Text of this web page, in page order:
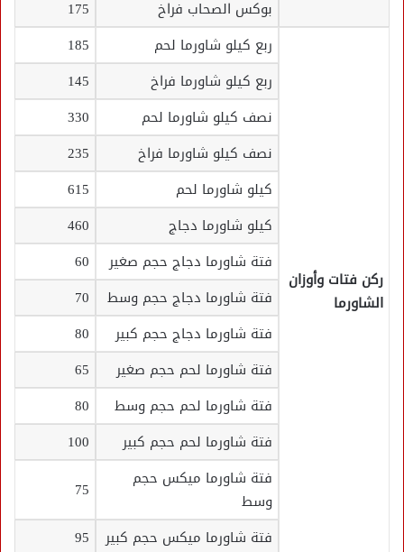
بوكس الصحاب فراخ
175
ركن فتات وأوزان
الشاورما
ربع كيلو شاورما لحم
185
ربع كيلو شاورما فراخ
145
نصف كيلو شاورما لحم
330
نصف كيلو شاورما فراخ
235
كيلو شاورما لحم
615
كيلو شاورما دجاج
460
فتة شاورما دجاج حجم صغير
60
فتة شاورما دجاج حجم وسط
70
فتة شاورما دجاج حجم كبير
80
فتة شاورما لحم حجم صغير
65
فتة شاورما لحم حجم وسط
80
فتة شاورما لحم حجم كبير
100
فتة شاورما ميكس حجم
وسط
75
فتة شاورما ميكس حجم كبير
95